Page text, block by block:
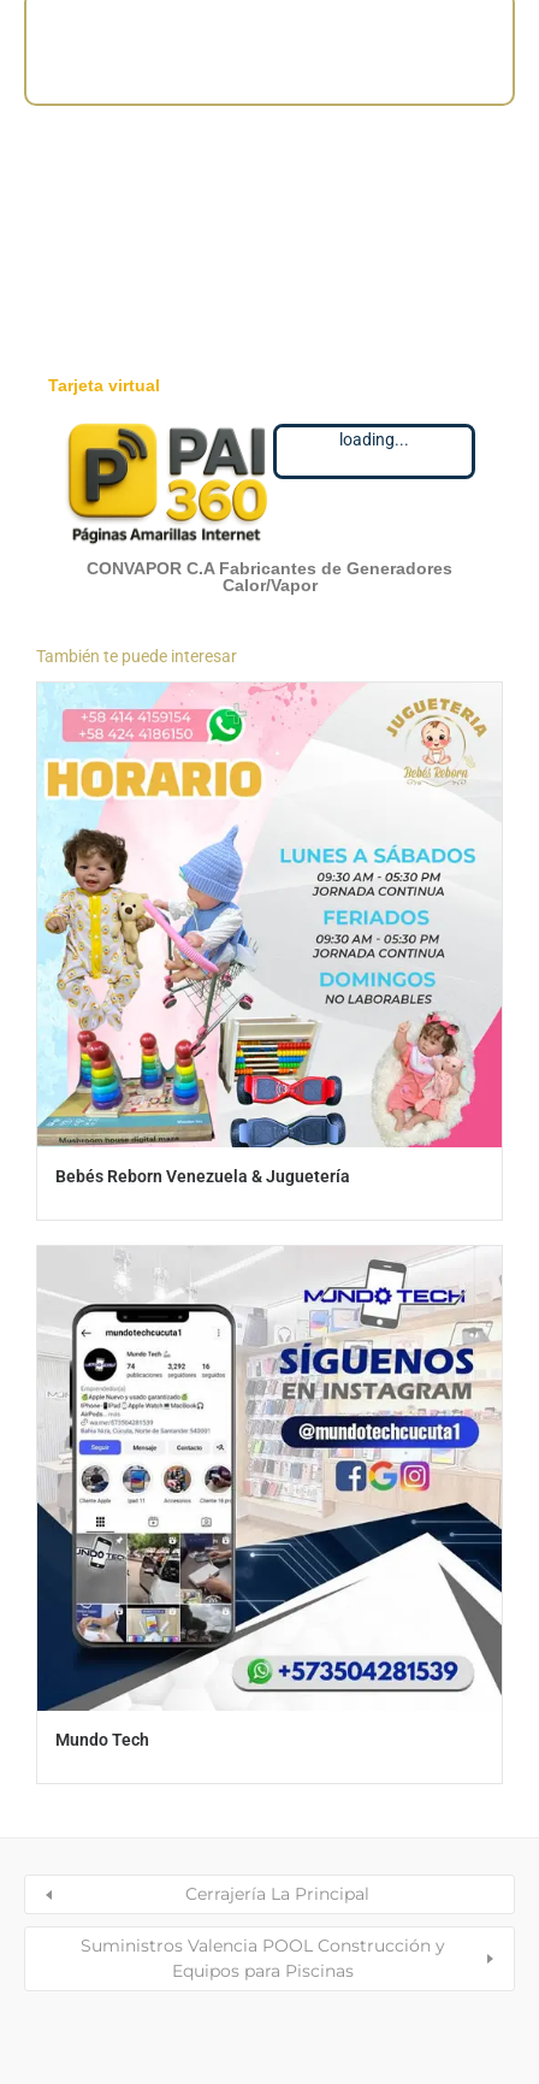
Tarjeta virtual
loading...
CONVAPOR C.A Fabricantes de Generadores
Calor/Vapor
También te puede interesar
Bebés Reborn Venezuela & Juguetería
Mundo Tech
Cerrajería La Principal
Suministros Valencia POOL Construcción y
Equipos para Piscinas